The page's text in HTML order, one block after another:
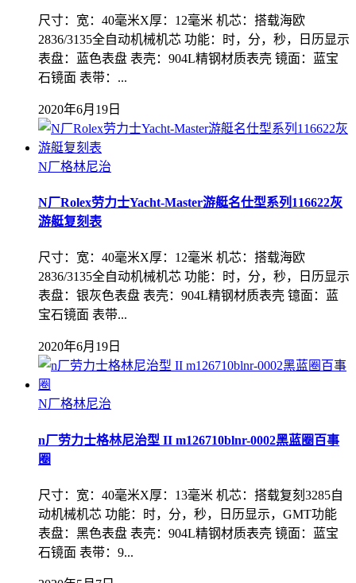
尺寸：宽：40毫米X厚：12毫米 机芯：搭载海欧
2836/3135全自动机械机‌芯 功能：时，分，秒，日历显示
表盘：蓝色表盘 表壳：904L精钢材质表壳 镜面：蓝宝
石镜面 表带：...
2020年6月19日
N厂格林尼治
N厂Rolex劳力士Yacht-Master游艇名仕型系列116622灰
游艇复刻表
尺寸：宽：40毫米X厚：12毫米 机芯：搭载海欧
2836/3135全自动机械机‌芯 功能：时，分，秒，日历显示
表盘：银灰色表盘 表壳：904L精钢材质表壳 镱面：蓝
宝石镜面 表带...
2020年6月19日
N厂格林尼治
n厂劳力士格林尼治型 II m126710blnr-0002黑蓝圈百事
圈
尺寸：宽：40毫米X厚：13毫米 机芯：搭载复刻3285自
动机械机芯 功能：时，分，秒，日历显示，GMT功能
表盘：黑色表盘 表壳：904L精钢材质表壳 镜面：蓝宝
石镜面 表带：9...